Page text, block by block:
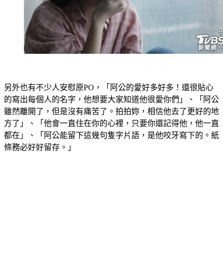
另外也有不少人安慰原PO，「阿公的愛好多好多！還很貼心
的寫出每個人的名字，他想要大家知道他很愛你們」、「阿公
雖然離開了，但是沒有痛苦了。拍拍妳，相信他去了更好的地
方了」、「他會一直住在你的心裡，只要你還記得他，他一直
都在」、「阿公能留下這幾句隻字片語，是他咬牙寫下的。紙
條務必好好留存。」